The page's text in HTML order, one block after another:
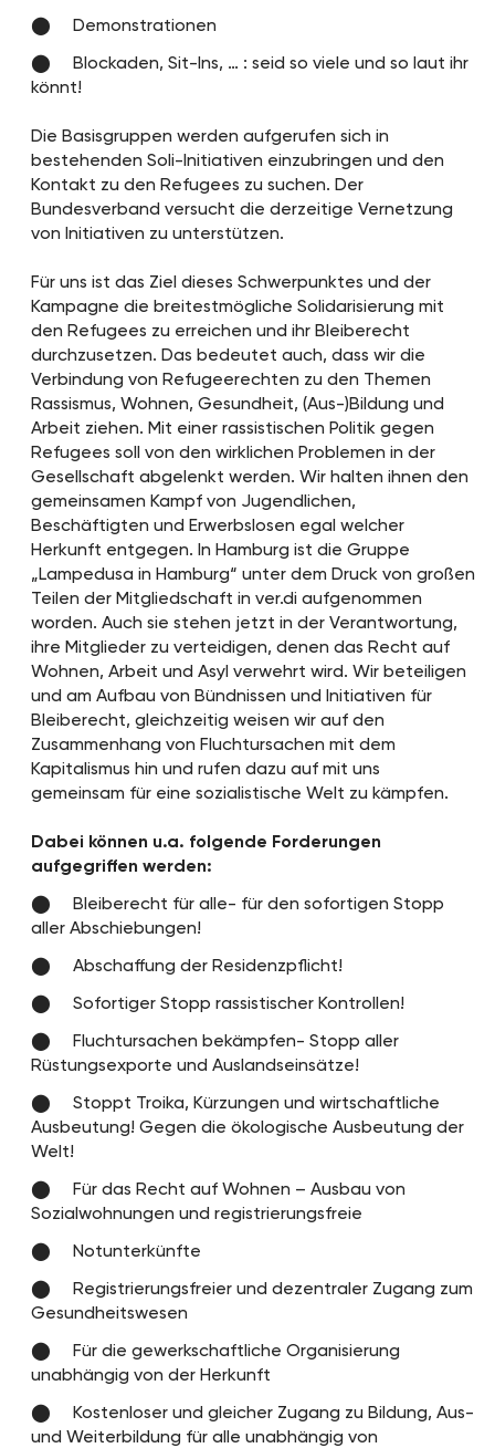
Demonstrationen
Blockaden, Sit-Ins, … : seid so viele und so laut ihr
könnt!
Die Basisgruppen werden aufgerufen sich in
bestehenden Soli-Initiativen einzubringen und den
Kontakt zu den Refugees zu suchen. Der
Bundesverband versucht die derzeitige Vernetzung
von Initiativen zu unterstützen.
Für uns ist das Ziel dieses Schwerpunktes und der
Kampagne die breitestmögliche Solidarisierung mit
den Refugees zu erreichen und ihr Bleiberecht
durchzusetzen. Das bedeutet auch, dass wir die
Verbindung von Refugeerechten zu den Themen
Rassismus, Wohnen, Gesundheit, (Aus-)Bildung und
Arbeit ziehen. Mit einer rassistischen Politik gegen
Refugees soll von den wirklichen Problemen in der
Gesellschaft abgelenkt werden. Wir halten ihnen den
gemeinsamen Kampf von Jugendlichen,
Beschäftigten und Erwerbslosen egal welcher
Herkunft entgegen. In Hamburg ist die Gruppe
„Lampedusa in Hamburg“ unter dem Druck von großen
Teilen der Mitgliedschaft in ver.di aufgenommen
worden. Auch sie stehen jetzt in der Verantwortung,
ihre Mitglieder zu verteidigen, denen das Recht auf
Wohnen, Arbeit und Asyl verwehrt wird. Wir beteiligen
und am Aufbau von Bündnissen und Initiativen für
Bleiberecht, gleichzeitig weisen wir auf den
Zusammenhang von Fluchtursachen mit dem
Kapitalismus hin und rufen dazu auf mit uns
gemeinsam für eine sozialistische Welt zu kämpfen.
Dabei können u.a. folgende Forderungen
aufgegriffen werden:
Bleiberecht für alle- für den sofortigen Stopp
aller Abschiebungen!
Abschaffung der Residenzpflicht!
Sofortiger Stopp rassistischer Kontrollen!
Fluchtursachen bekämpfen- Stopp aller
Rüstungsexporte und Auslandseinsätze!
Stoppt Troika, Kürzungen und wirtschaftliche
Ausbeutung! Gegen die ökologische Ausbeutung der
Welt!
Für das Recht auf Wohnen – Ausbau von
Sozialwohnungen und registrierungsfreie
Notunterkünfte
Registrierungsfreier und dezentraler Zugang zum
Gesundheitswesen
Für die gewerkschaftliche Organisierung
unabhängig von der Herkunft
Kostenloser und gleicher Zugang zu Bildung, Aus-
und Weiterbildung für alle unabhängig von